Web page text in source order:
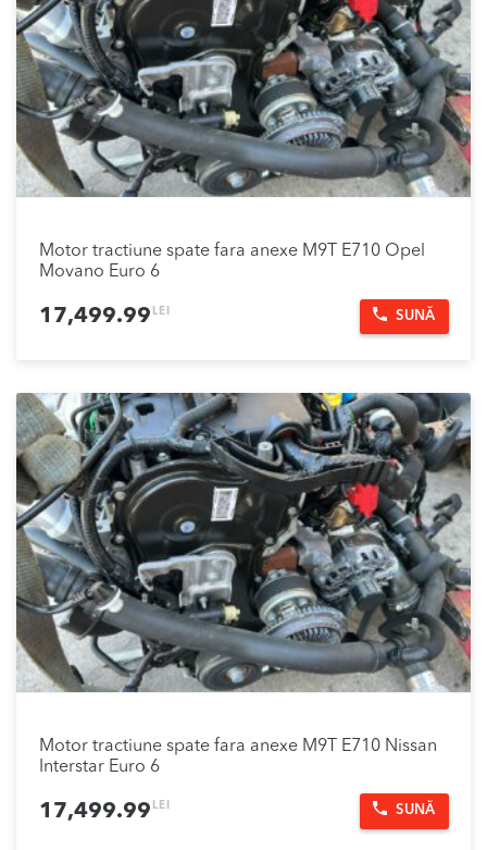
Motor tractiune spate fara anexe M9T E710 Opel
Movano Euro 6
17,499.99 LEI SUNĂ
Motor tractiune spate fara anexe M9T E710 Nissan
Interstar Euro 6
17,499.99 LEI SUNĂ